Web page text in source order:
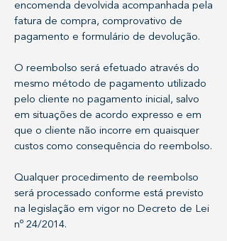
encomenda devolvida acompanhada pela
fatura de compra, comprovativo de
pagamento e formulário de devolução.
O reembolso será efetuado através do
mesmo método de pagamento utilizado
pelo cliente no pagamento inicial, salvo
em situações de acordo expresso e em
que o cliente não incorre em quaisquer
custos como consequência do reembolso.
Qualquer procedimento de reembolso
será processado conforme está previsto
na legislação em vigor no Decreto de Lei
nº 24/2014.